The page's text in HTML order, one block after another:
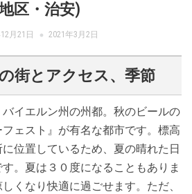
区・治安)
月21日 2021年3月2日
街とアクセス、季節
イエルン州の州都。秋のビールの
ェスト』が有名な都市です。標高
位置しているため、夏の晴れた日
。夏は３０度になることもありま
くなり快適に過ごせます。ただ、